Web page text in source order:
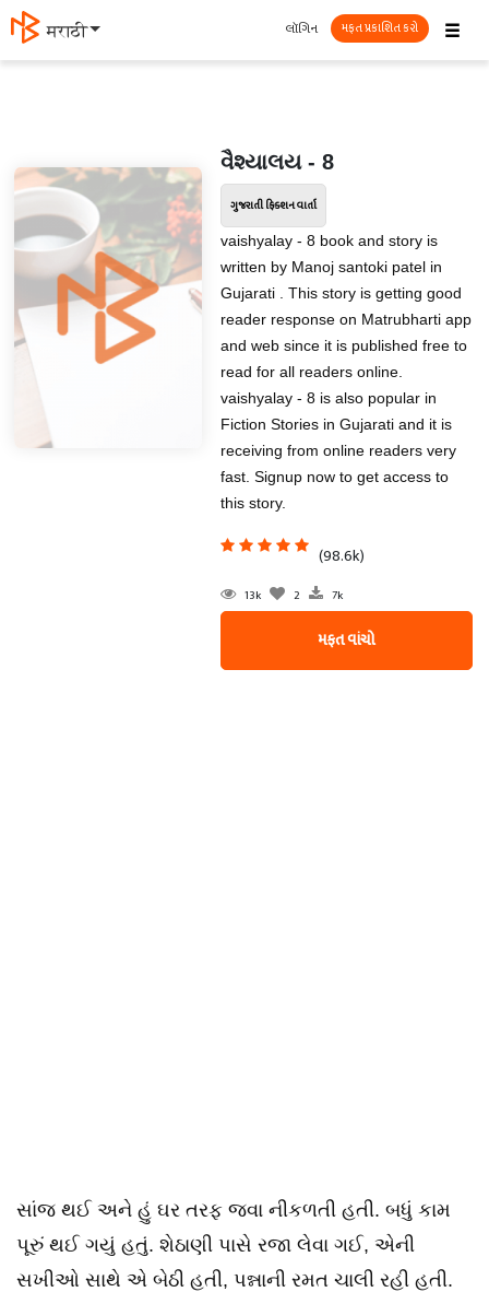
मराठी ☰
લૉગિન મફત પ્રકાશિત કરો
વૈશ્યાલય - 8
ગુજરાતી ફિક્શન વાર્તા
vaishyalay - 8 book and story is
written by Manoj santoki patel in
Gujarati . This story is getting good
reader response on Matrubharti app
and web since it is published free to
read for all readers online.
vaishyalay - 8 is also popular in
Fiction Stories in Gujarati and it is
receiving from online readers very
fast. Signup now to get access to
this story.
(98.6k)
13k 2 7k
મફત વાંચો
સાંજ થઈ અને હું ઘર તરફ જવા નીકળતી હતી. બધું કામ
પૂરું થઈ ગયું હતું. શેઠાણી પાસે રજા લેવા ગઈ, એની
સખીઓ સાથે એ બેઠી હતી, પન્નાની રમત ચાલી રહી હતી.